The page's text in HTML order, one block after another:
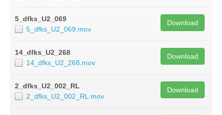
5_dfks_U2_069
5_dfks_U2_069.mov
Download
14_dfks_U2_268
14_dfks_U2_268.mov
Download
2_dfks_U2_002_RL
2_dfks_U2_002_RL.mov
Download